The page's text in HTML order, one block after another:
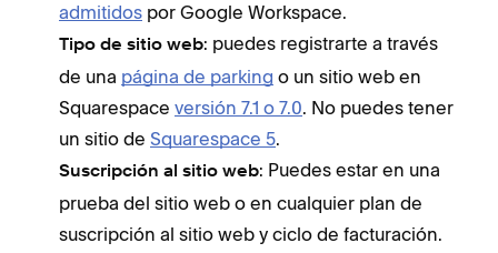
admitidos por Google Workspace.
Tipo de sitio web: puedes registrarte a través
de una página de parking o un sitio web en
Squarespace versión 7.1 o 7.0. No puedes tener
un sitio de Squarespace 5.
Suscripción al sitio web: Puedes estar en una
prueba del sitio web o en cualquier plan de
suscripción al sitio web y ciclo de facturación.